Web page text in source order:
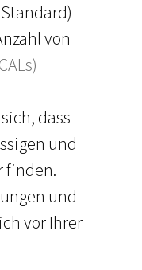
von
dass
und
finden.
und
vor Ihrer